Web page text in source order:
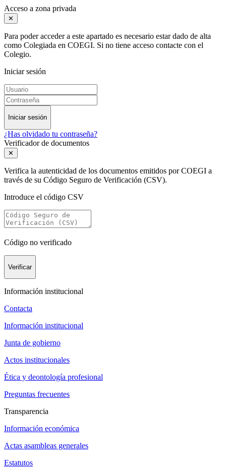
Acceso a zona privada
✕
Para poder acceder a este apartado es necesario estar dado de alta
como Colegiada en COEGI. Si no tiene acceso contacte con el
Colegio.
Iniciar sesión
Iniciar sesión
¿Has olvidado tu contraseña?
Verificador de documentos
✕
Verifica la autenticidad de los documentos emitidos por COEGI a
través de su Código Seguro de Verificación (CSV).
Introduce el código CSV
Código no verificado
Verificar
Información institucional
Contacta
Información institucional
Junta de gobierno
Actos institucionales
Ética y deontología profesional
Preguntas frecuentes
Transparencia
Información económica
Actas asambleas generales
Estatutos